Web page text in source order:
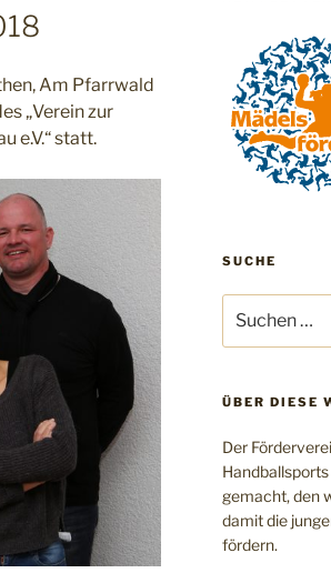
Am Pfarrwald
„Verein zur
e.V.“ statt.
SUCHE
nach:
ÜBER DIESE
Der
gemacht, den
damit die
fördern.